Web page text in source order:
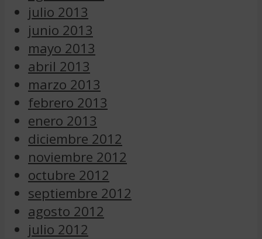
julio 2013
junio 2013
mayo 2013
abril 2013
marzo 2013
febrero 2013
enero 2013
diciembre 2012
noviembre 2012
octubre 2012
septiembre 2012
agosto 2012
julio 2012